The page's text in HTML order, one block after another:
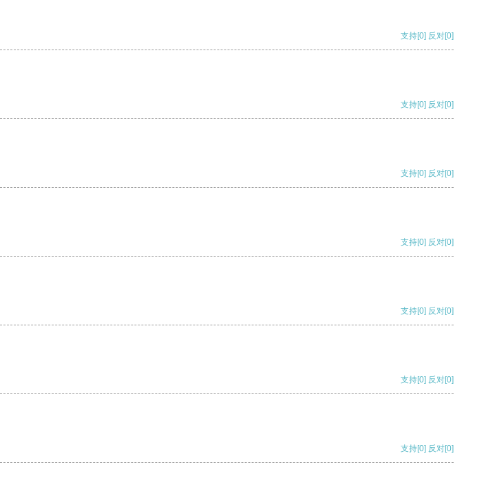
支持[0] 反对[0]
支持[0] 反对[0]
支持[0] 反对[0]
支持[0] 反对[0]
支持[0] 反对[0]
支持[0] 反对[0]
支持[0] 反对[0]